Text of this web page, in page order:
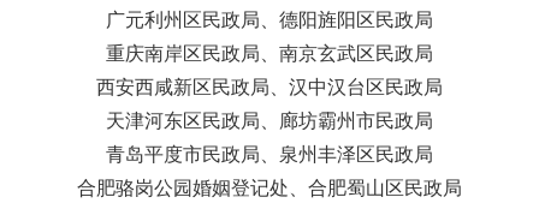
广元利州区民政局、德阳旌阳区民政局
重庆南岸区民政局、南京玄武区民政局
西安西咸新区民政局、汉中汉台区民政局
天津河东区民政局、廊坊霸州市民政局
青岛平度市民政局、泉州丰泽区民政局
合肥骆岗公园婚姻登记处、合肥蜀山区民政局